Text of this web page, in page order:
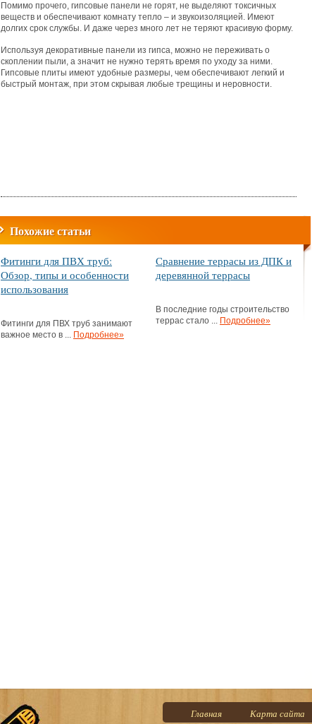
Помимо прочего, гипсовые панели не горят, не выделяют токсичных
веществ и обеспечивают комнату тепло – и звукоизоляцией. Имеют
долгих срок службы. И даже через много лет не теряют красивую форму.
Используя декоративные панели из гипса, можно не переживать о
скоплении пыли, а значит не нужно терять время по уходу за ними.
Гипсовые плиты имеют удобные размеры, чем обеспечивают легкий и
быстрый монтаж, при этом скрывая любые трещины и неровности.
Похожие статьи
Фитинги для ПВХ труб:
Обзор, типы и особенности
использования
Фитинги для ПВХ труб занимают
важное место в ... Подробнее»
Сравнение террасы из ДПК и
деревянной террасы
В последние годы строительство
террас стало ... Подробнее»
Главная Карта сайта